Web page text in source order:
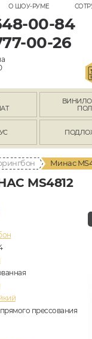
О ШОУ-РУМЕ
00-84
00-26
ПОЛ
Минас
MS4812
прессования